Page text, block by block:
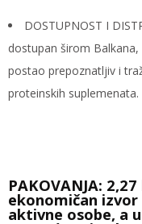
DOSTUPNOST I
dostupan širom
postao prepoznatljiv i
proteinskih suplemenata.
PAKOVANJA:
ekonomičan
aktivne osobe, a